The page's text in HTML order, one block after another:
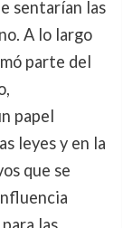
sentarían las
A lo largo
parte del
papel
leyes y en la
que se